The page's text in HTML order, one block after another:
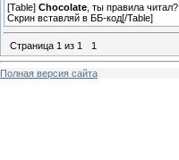
[Table] Chocolate , ты правила читал?
Скрин вставляй в ББ-код[/Table]
Страница 1 из 1 1
Полная версия сайта